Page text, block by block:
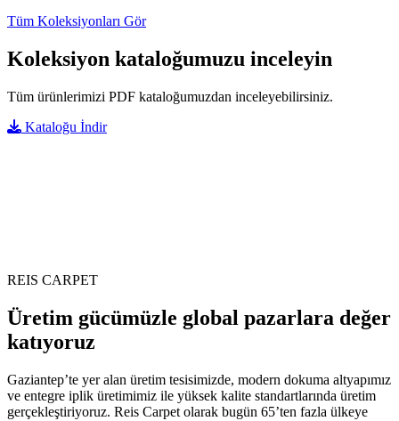
Tüm Koleksiyonları Gör
Koleksiyon kataloğumuzu inceleyin
Tüm ürünlerimizi PDF kataloğumuzdan inceleyebilirsiniz.
Kataloğu İndir
REIS CARPET
Üretim gücümüzle global pazarlara değer
katıyoruz
Gaziantep’te yer alan üretim tesisimizde, modern dokuma altyapımız
ve entegre iplik üretimimiz ile yüksek kalite standartlarında üretim
gerçekleştiriyoruz. Reis Carpet olarak bugün 65’ten fazla ülkeye